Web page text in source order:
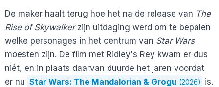
De maker haalt terug hoe het na de release van The
Rise of Skywalkerzijn uitdaging werd om te bepalen
welke personages in het centrum van Star Wars
moesten zijn. De film met Ridley's Rey kwam er dus
niét, en in plaats daarvan duurde het jaren voordat
er nu Star Wars: The Mandalorian & Grogu (2026)
is.